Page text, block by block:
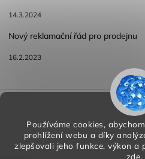
Používáme cookies,
prohlížení webu a díky
zlepšovali jeho funkce, výkon a
zde.
14.3.2024
Nový reklamační řád pro prodejnu
16.2.2023
Reklamace a vracení zboží
Podmínky ochrany